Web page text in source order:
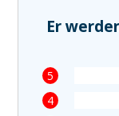
Er
5
4